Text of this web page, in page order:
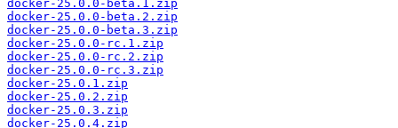
docker-25.0.0-beta.1.zip
docker-25.0.0-beta.2.zip
docker-25.0.0-beta.3.zip
docker-25.0.0-rc.1.zip
docker-25.0.0-rc.2.zip
docker-25.0.0-rc.3.zip
docker-25.0.1.zip
docker-25.0.2.zip
docker-25.0.3.zip
docker-25.0.4.zip